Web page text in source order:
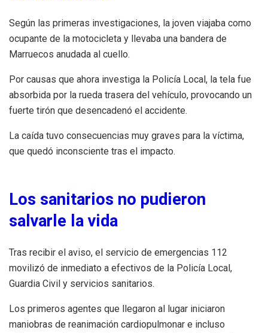
Según las primeras investigaciones, la joven viajaba como
ocupante de la motocicleta y llevaba una bandera de
Marruecos anudada al cuello.
Por causas que ahora investiga la Policía Local, la tela fue
absorbida por la rueda trasera del vehículo, provocando un
fuerte tirón que desencadenó el accidente.
La caída tuvo consecuencias muy graves para la víctima,
que quedó inconsciente tras el impacto.
Los sanitarios no pudieron
salvarle la vida
Tras recibir el aviso, el servicio de emergencias 112
movilizó de inmediato a efectivos de la Policía Local,
Guardia Civil y servicios sanitarios.
Los primeros agentes que llegaron al lugar iniciaron
maniobras de reanimación cardiopulmonar e incluso